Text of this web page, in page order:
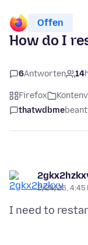
Offen
How do I
6Antworten 14
Firefox
thatwdbme
2/24/26, 4:45